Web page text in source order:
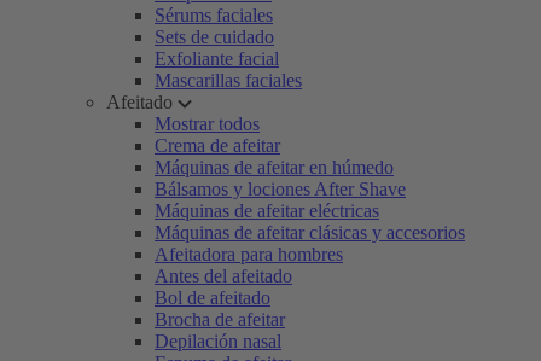
Sérums faciales
Sets de cuidado
Exfoliante facial
Mascarillas faciales
Afeitado
Mostrar todos
Crema de afeitar
Máquinas de afeitar en húmedo
Bálsamos y lociones After Shave
Máquinas de afeitar eléctricas
Máquinas de afeitar clásicas y accesorios
Afeitadora para hombres
Antes del afeitado
Bol de afeitado
Brocha de afeitar
Depilación nasal